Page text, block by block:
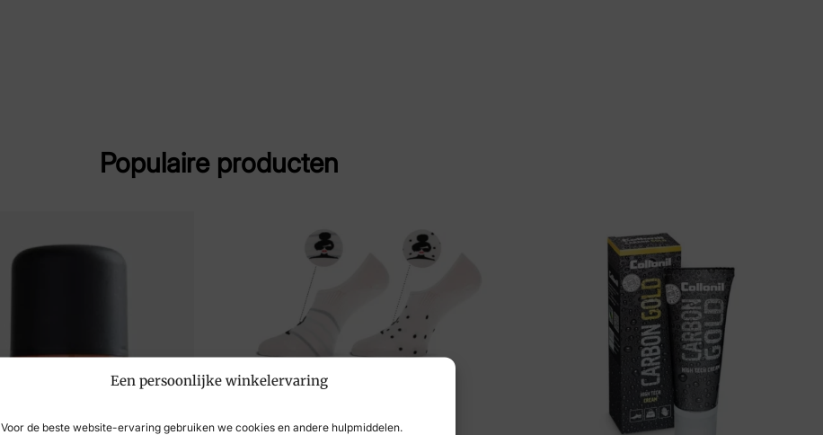
Een persoonlijke winkelervaring
Voor de beste website-ervaring gebruiken we cookies en andere hulpmiddelen.
Populaire producten
MarcMarcs
11,00